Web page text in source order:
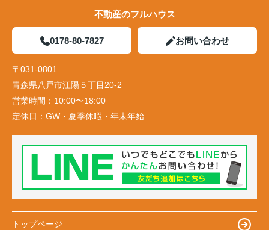
不動産のフルハウス
0178-80-7827 お問い合わせ
〒031-0801
青森県八戸市江陽５丁目20-2
営業時間： 10:00〜18:00
定休日： GW・夏季休暇・年末年始
トップページ